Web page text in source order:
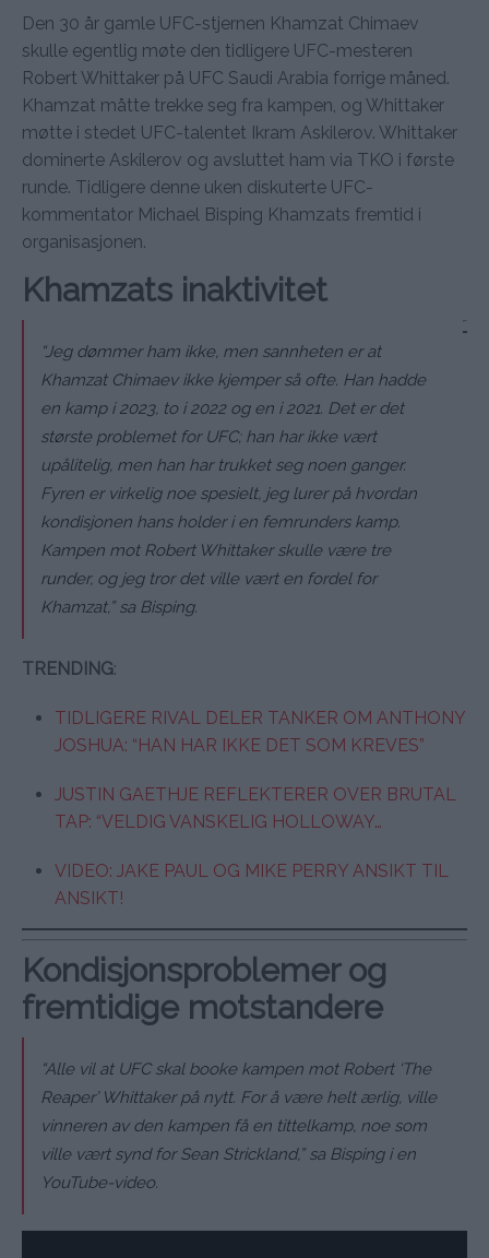
Den 30 år gamle UFC-stjernen Khamzat Chimaev
skulle egentlig møte den tidligere UFC-mesteren
Robert Whittaker på UFC Saudi Arabia forrige måned.
Khamzat måtte trekke seg fra kampen, og Whittaker
møtte i stedet UFC-talentet Ikram Askilerov. Whittaker
dominerte Askilerov og avsluttet ham via TKO i første
runde. Tidligere denne uken diskuterte UFC-
kommentator Michael Bisping Khamzats fremtid i
organisasjonen.
Khamzats inaktivitet
“Jeg dømmer ham ikke, men sannheten er at
Khamzat Chimaev ikke kjemper så ofte. Han hadde
en kamp i 2023, to i 2022 og en i 2021. Det er det
største problemet for UFC; han har ikke vært
upålitelig, men han har trukket seg noen ganger.
Fyren er virkelig noe spesielt, jeg lurer på hvordan
kondisjonen hans holder i en femrunders kamp.
Kampen mot Robert Whittaker skulle være tre
runder, og jeg tror det ville vært en fordel for
Khamzat,” sa Bisping.
TRENDING:
TIDLIGERE RIVAL DELER TANKER OM ANTHONY
JOSHUA: “HAN HAR IKKE DET SOM KREVES”
JUSTIN GAETHJE REFLEKTERER OVER BRUTAL
TAP: “VELDIG VANSKELIG HOLLOWAY…
VIDEO: JAKE PAUL OG MIKE PERRY ANSIKT TIL
ANSIKT!
Kondisjonsproblemer og
fremtidige motstandere
“Alle vil at UFC skal booke kampen mot Robert ‘The
Reaper’ Whittaker på nytt. For å være helt ærlig, ville
vinneren av den kampen få en tittelkamp, noe som
ville vært synd for Sean Strickland,” sa Bisping i en
YouTube-video.